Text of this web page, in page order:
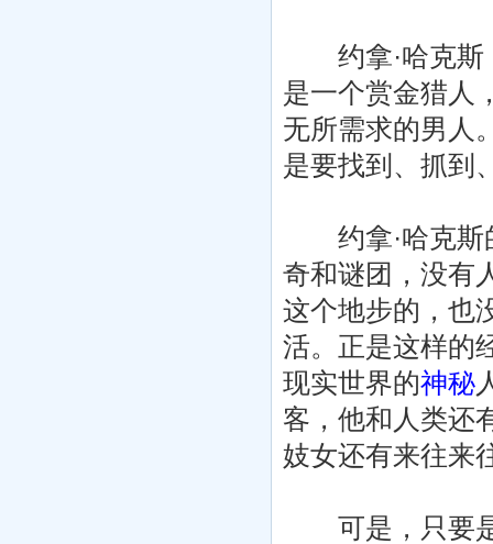
约拿·哈克斯
是一个赏金猎人
无所需求的男人
是要找到、抓到
约拿·哈克斯
奇和谜团，没有
这个地步的，也
活。正是这样的
现实世界的神秘
客，他和人类还
妓女还有来往来
可是，只要是